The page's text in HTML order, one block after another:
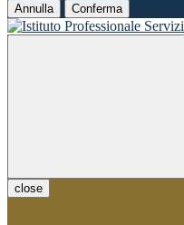
Annulla Conferma
close